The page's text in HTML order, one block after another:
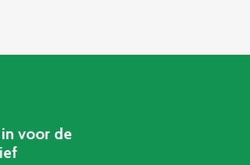
voor de